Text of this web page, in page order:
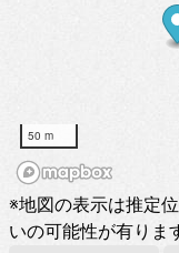
50 m
※地図の表示は推定
いの可能性が有りま